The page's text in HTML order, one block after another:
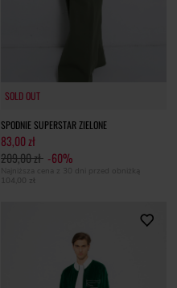
SOLD OUT
SOLD OUT
SPODNIE SUPERSTAR ZIELONE
83,00 zł
209,00 zł -60%
Najniższa cena z 30 dni przed obniżką
104,00 zł